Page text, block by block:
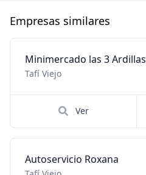
Empresas similares
Minimercado las 3 Ardillas
Tafí Viejo
Ver
Autoservicio Roxana